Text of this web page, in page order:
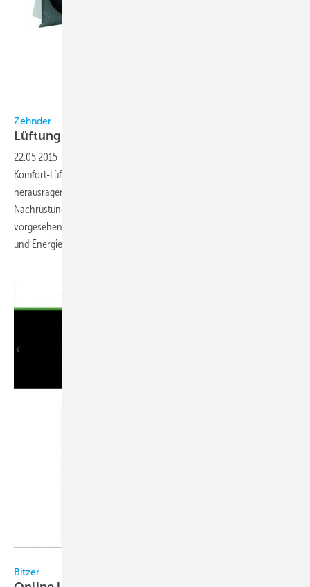
Zehnder
Lüftungsgerät erhält iF Design
22.05.2015 -
Komfort-Lüftungsgerät ComfoAir 70 von Zehnder das iF Label für
herausragendes Design. Das Gerät ist für die preissensible
Nachrüstung oder Erstausstattung von einzelnen Wohneinheiten
vorgesehen und entspricht hohen Ansprüchen an Raumluftqualität
und Energieeffizienz, so der
Bitzer